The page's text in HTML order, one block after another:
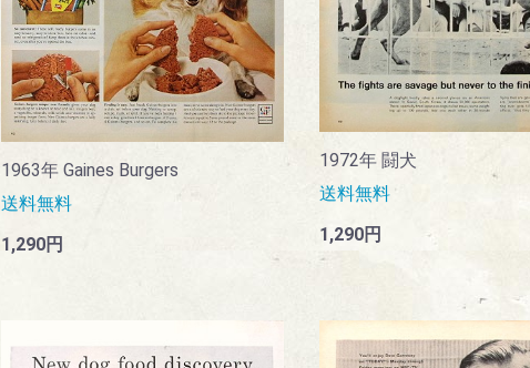
1963年 Gaines Burgers
送料無料
1,290円
1972年 闘犬
送料無料
1,290円